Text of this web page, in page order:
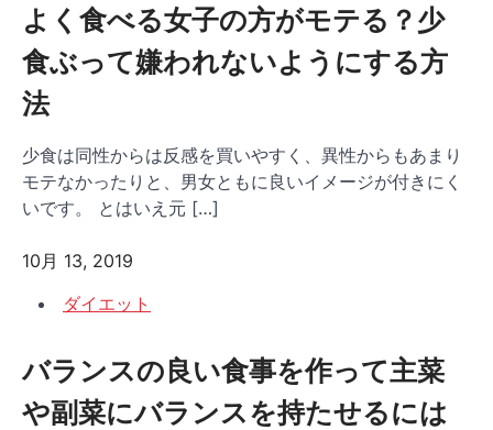
よく食べる女子の方がモテる？少
食ぶって嫌われないようにする方
法
少食は同性からは反感を買いやすく、異性からもあまり
モテなかったりと、男女ともに良いイメージが付きにく
いです。 とはいえ元 […]
10月 13, 2019
ダイエット
バランスの良い食事を作って主菜
や副菜にバランスを持たせるには